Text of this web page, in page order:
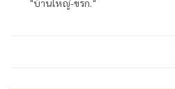
"บ้านใหญ่-ขรก."